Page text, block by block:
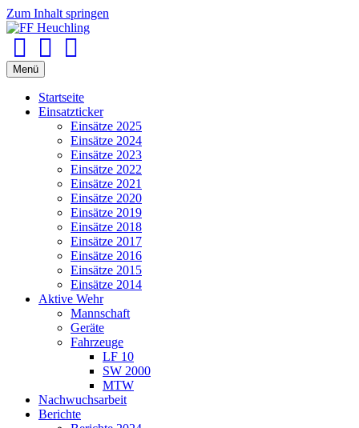
Zum Inhalt springen
Menü
Startseite
Einsatzticker
Einsätze 2025
Einsätze 2024
Einsätze 2023
Einsätze 2022
Einsätze 2021
Einsätze 2020
Einsätze 2019
Einsätze 2018
Einsätze 2017
Einsätze 2016
Einsätze 2015
Einsätze 2014
Aktive Wehr
Mannschaft
Geräte
Fahrzeuge
LF 10
SW 2000
MTW
Nachwuchsarbeit
Berichte